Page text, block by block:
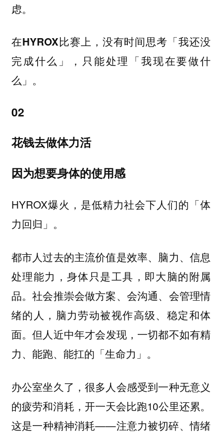
虑。
在HYROX比赛上，没有时间思考「我还没
完成什么」，只能处理「我现在要做什
么」。
02
花钱去做体力活
因为想要身体的使用感
HYROX爆火，是低精力社会下人们的「体
力回归」。
都市人过去的主流价值是效率、脑力、信息
处理能力，身体只是工具，即大脑的附属
品。社会推崇会做方案、会沟通、会管理情
绪的人，脑力劳动被视作高级、稳定和体
面。但人近中年才会发现，一切都不如有精
力、能跑、能扛的「生命力」。
办公室坐久了，很多人会感受到一种无意义
的疲劳和消耗，开一天会比跑10公里还累。
这是一种精神消耗——注意力被切碎、情绪